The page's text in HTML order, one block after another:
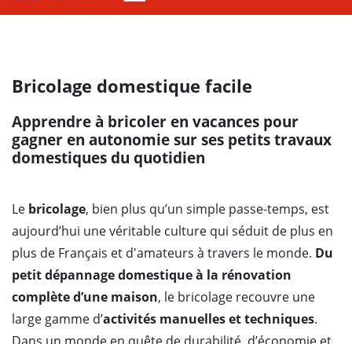
Bricolage domestique facile
Apprendre à bricoler en vacances pour
gagner en autonomie sur ses petits travaux
domestiques du quotidien
Le bricolage, bien plus qu’un simple passe-temps, est
aujourd’hui une véritable culture qui séduit de plus en
plus de Français et d'amateurs à travers le monde. Du
petit dépannage domestique à la rénovation
complète d’une maison, le bricolage recouvre une
large gamme d’activités manuelles et techniques.
Dans un monde en quête de durabilité, d’économie et